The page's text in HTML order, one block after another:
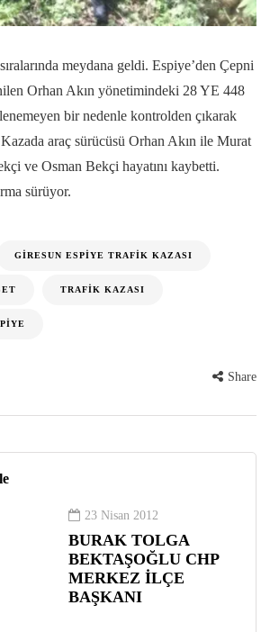
meydana geldi. Espiye’den Çepni
Orhan Akın yönetimindeki 28 YE 448
bir nedenle kontrolden çıkarak
araç sürücüsü Orhan Akın ile Murat
ve Osman Bekçi hayatını kaybetti.
sürüyor.
GIRESUN ESPIYE TRAFIK KAZASI
TRAFIK KAZASI
Share
23 Nisan 2012
BURAK TOLGA
BEKTAŞOĞLU CHP
MERKEZ İLÇE
BAŞKANI